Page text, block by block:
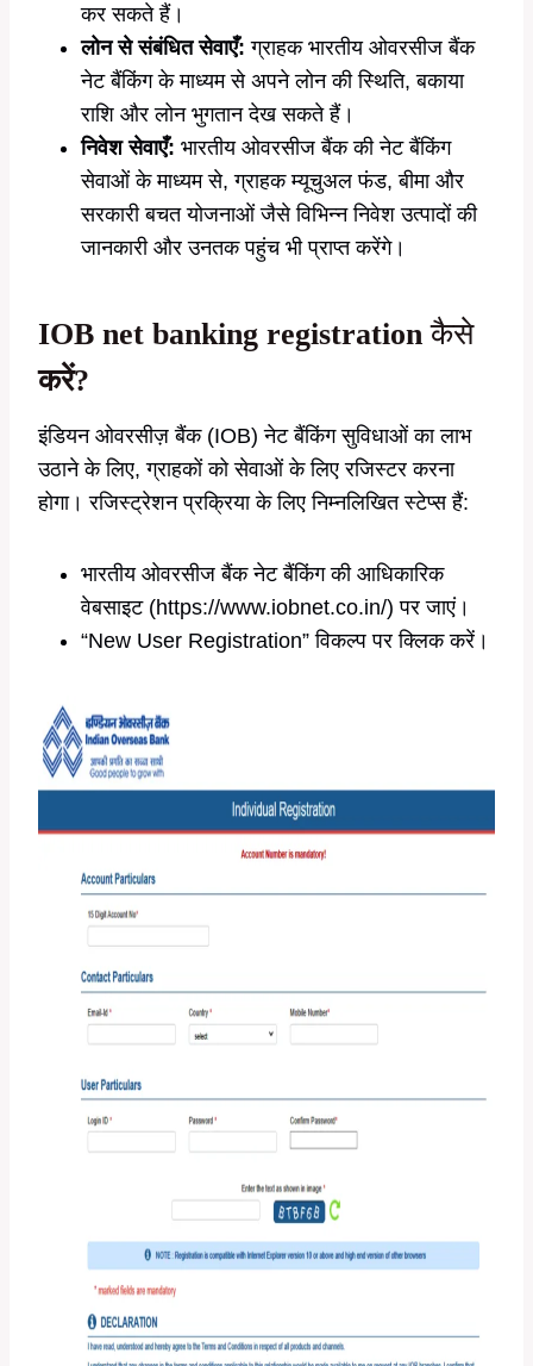
कर सकते हैं।
लोन से संबंधित सेवाएँ: ग्राहक भारतीय ओवरसीज बैंक
नेट बैंकिंग के माध्यम से अपने लोन की स्थिति, बकाया
राशि और लोन भुगतान देख सकते हैं।
निवेश सेवाएँ: भारतीय ओवरसीज बैंक की नेट बैंकिंग
सेवाओं के माध्यम से, ग्राहक म्यूचुअल फंड, बीमा और
सरकारी बचत योजनाओं जैसे विभिन्न निवेश उत्पादों की
जानकारी और उनतक पहुंच भी प्राप्त करेंगे।
IOB net banking registrationकैसे
करें?
इंडियन ओवरसीज़ बैंक (IOB) नेट बैंकिंग सुविधाओं का लाभ
उठाने के लिए, ग्राहकों को सेवाओं के लिए रजिस्टर करना
होगा। रजिस्ट्रेशन प्रक्रिया के लिए निम्नलिखित स्टेप्स हैं:
भारतीय ओवरसीज बैंक नेट बैंकिंग की आधिकारिक
वेबसाइट (https://www.iobnet.co.in/) पर जाएं।
“New User Registration” विकल्प पर क्लिक करें।